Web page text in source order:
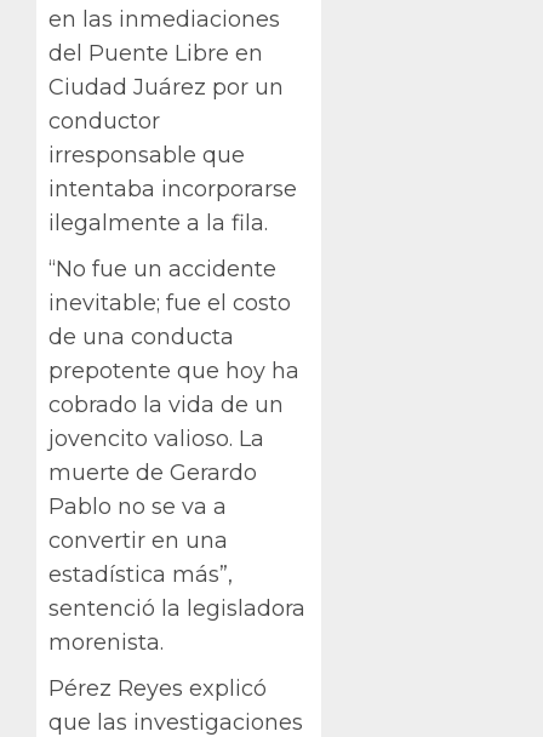
en las inmediaciones
del Puente Libre en
Ciudad Juárez por un
conductor
irresponsable que
intentaba incorporarse
ilegalmente a la fila.
“No fue un accidente
inevitable; fue el costo
de una conducta
prepotente que hoy ha
cobrado la vida de un
jovencito valioso. La
muerte de Gerardo
Pablo no se va a
convertir en una
estadística más”,
sentenció la legisladora
morenista.
Pérez Reyes explicó
que las investigaciones